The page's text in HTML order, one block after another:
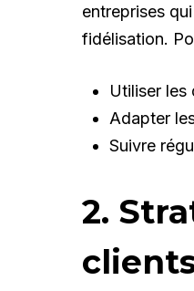
entreprises
fidélisation.
Utiliser les
Adapter
Suivre
2.